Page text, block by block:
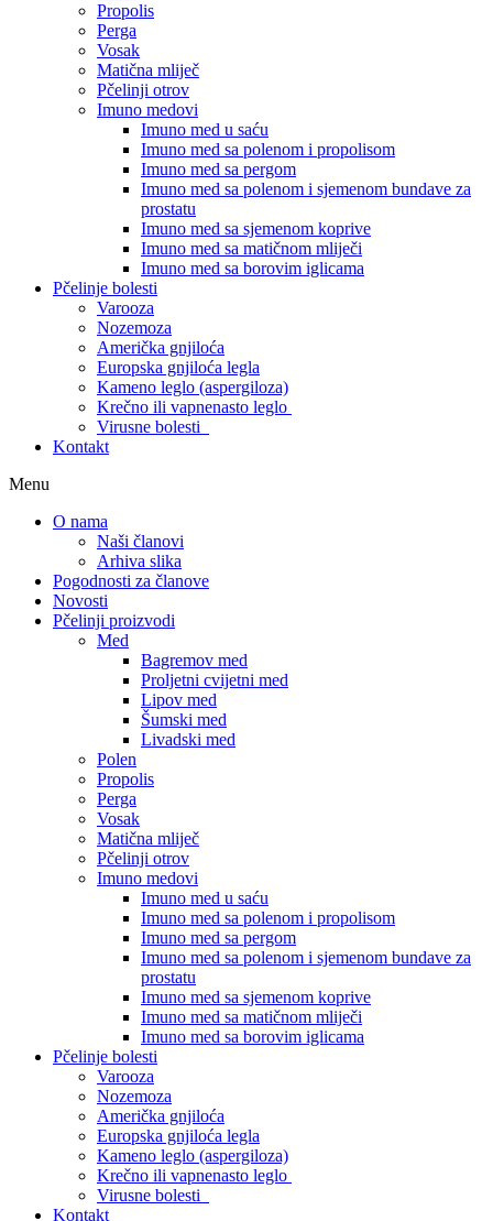
Propolis
Perga
Vosak
Matična mliječ
Pčelinji otrov
Imuno medovi
Imuno med u saću
Imuno med sa polenom i propolisom
Imuno med sa pergom
Imuno med sa polenom i sjemenom bundave za
prostatu
Imuno med sa sjemenom koprive
Imuno med sa matičnom mliječi
Imuno med sa borovim iglicama
Pčelinje bolesti
Varooza
Nozemoza
Američka gnjiloća
Europska gnjiloća legla
Kameno leglo (aspergiloza)
Krečno ili vapnenasto leglo
Virusne bolesti
Kontakt
Menu
O nama
Naši članovi
Arhiva slika
Pogodnosti za članove
Novosti
Pčelinji proizvodi
Med
Bagremov med
Proljetni cvijetni med
Lipov med
Šumski med
Livadski med
Polen
Propolis
Perga
Vosak
Matična mliječ
Pčelinji otrov
Imuno medovi
Imuno med u saću
Imuno med sa polenom i propolisom
Imuno med sa pergom
Imuno med sa polenom i sjemenom bundave za
prostatu
Imuno med sa sjemenom koprive
Imuno med sa matičnom mliječi
Imuno med sa borovim iglicama
Pčelinje bolesti
Varooza
Nozemoza
Američka gnjiloća
Europska gnjiloća legla
Kameno leglo (aspergiloza)
Krečno ili vapnenasto leglo
Virusne bolesti
Kontakt